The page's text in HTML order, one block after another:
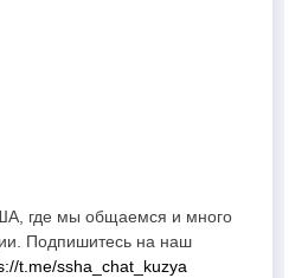
где мы общаемся и много
Подпишитесь на наш
t.me/ssha_chat_kuzya